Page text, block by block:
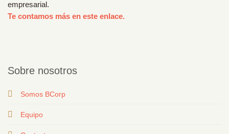
empresarial.
Te contamos más en este enlace.
Sobre nosotros
Somos BCorp
Equipo